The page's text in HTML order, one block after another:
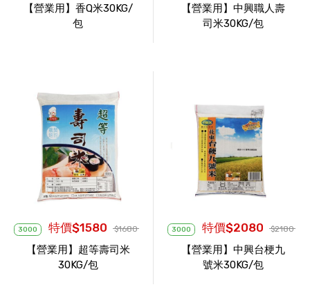
【營業用】香Q米30KG/
包
【營業用】中興職人壽
司米30KG/包
3000 特價$1580 $1680
【營業用】超等壽司米
30KG/包
3000 特價$2080 $2180
【營業用】中興台梗九
號米30KG/包